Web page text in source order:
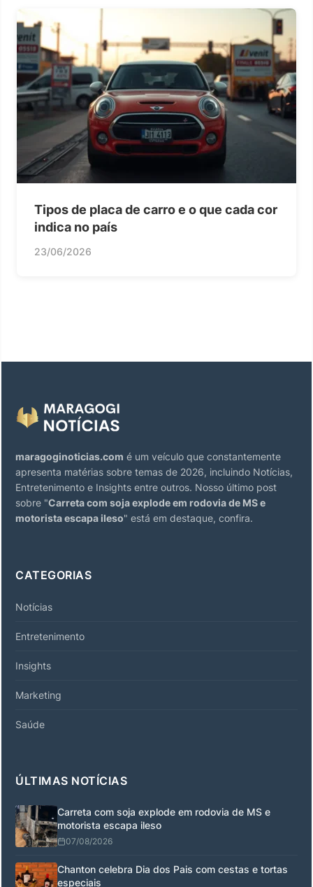
Tipos de placa de carro e o que cada cor
indica no país
23/06/2026
maragoginoticias.com é um veículo que constantemente
apresenta matérias sobre temas de 2026, incluindo Notícias,
Entretenimento e Insights entre outros. Nosso último post
sobre "Carreta com soja explode em rodovia de MS e
motorista escapa ileso" está em destaque, confira.
CATEGORIAS
Notícias
Entretenimento
Insights
Marketing
Saúde
ÚLTIMAS NOTÍCIAS
Carreta com soja explode em rodovia de MS e
motorista escapa ileso
07/08/2026
Chanton celebra Dia dos Pais com cestas e tortas
especiais